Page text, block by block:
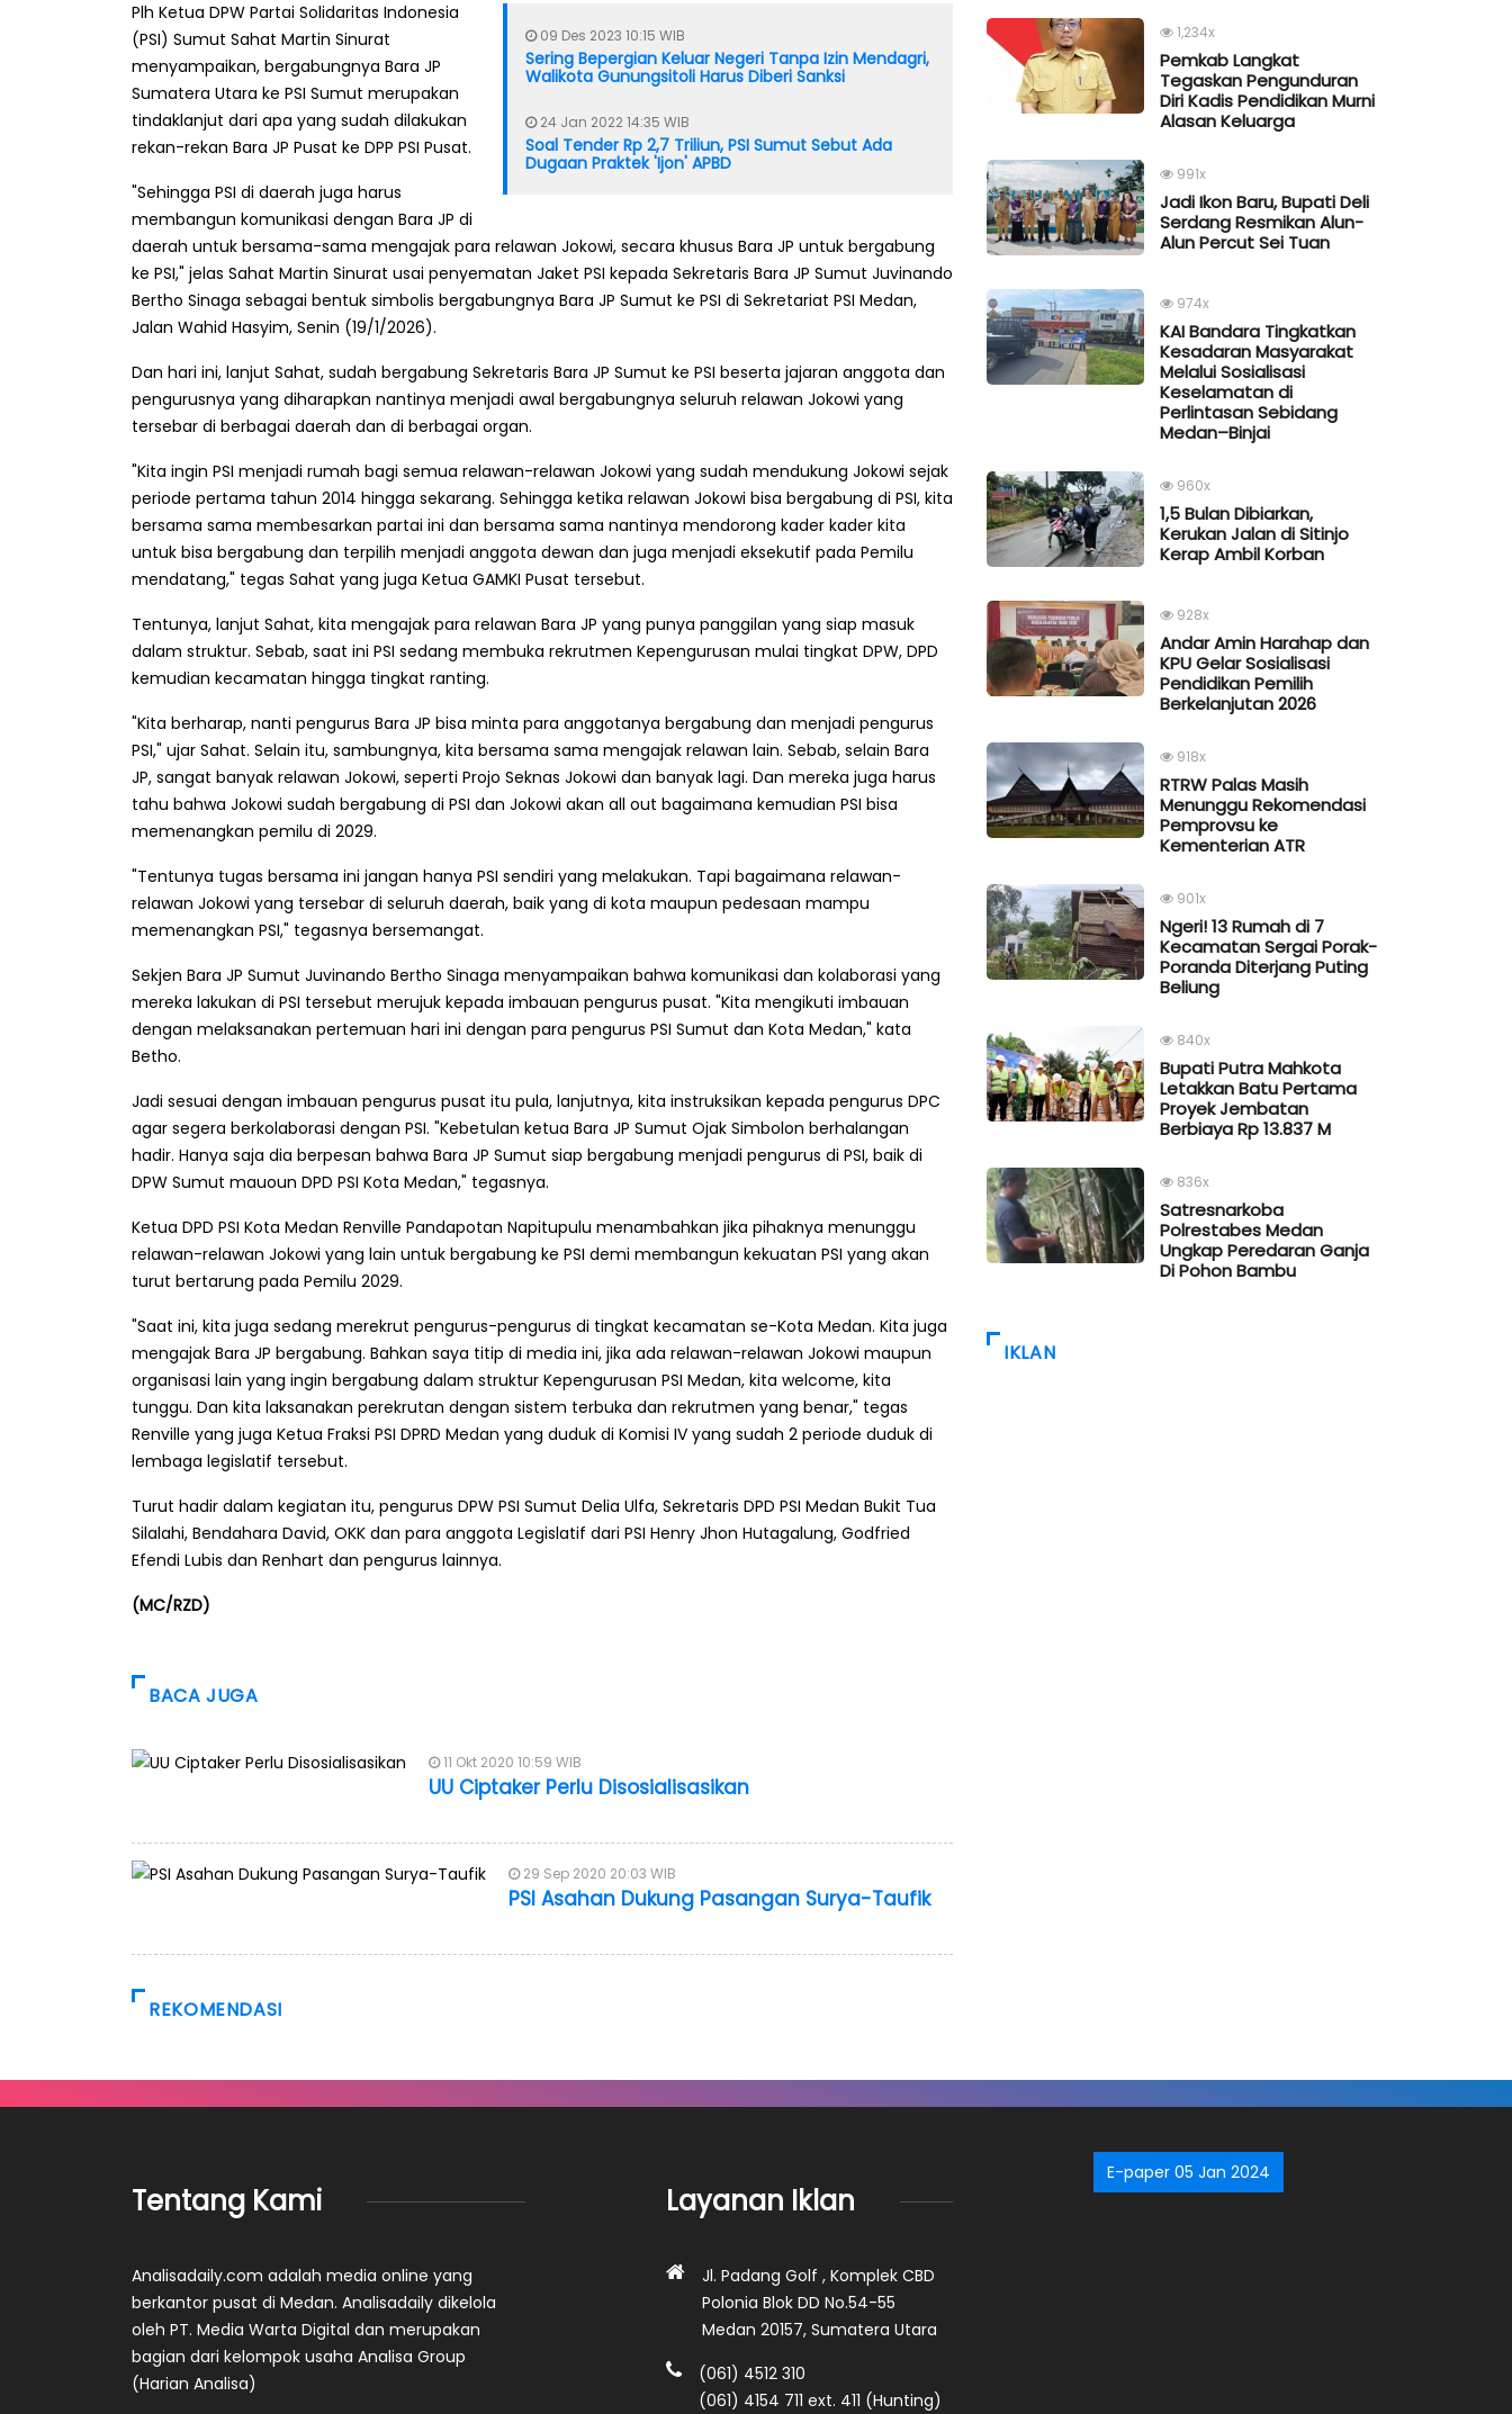
09 Des 2023 10:15 WIB
Sering Bepergian Keluar Negeri Tanpa Izin Mendagri,
Walikota Gunungsitoli Harus Diberi Sanksi
24 Jan 2022 14:35 WIB
Soal Tender Rp 2,7 Triliun, PSI Sumut Sebut Ada
Dugaan Praktek 'Ijon' APBD
Plh Ketua DPW Partai Solidaritas Indonesia
(PSI) Sumut Sahat Martin Sinurat
menyampaikan, bergabungnya Bara JP
Sumatera Utara ke PSI Sumut merupakan
tindaklanjut dari apa yang sudah dilakukan
rekan-rekan Bara JP Pusat ke DPP PSI Pusat.
"Sehingga PSI di daerah juga harus
membangun komunikasi dengan Bara JP di
daerah untuk bersama-sama mengajak para relawan Jokowi, secara khusus Bara JP untuk bergabung
ke PSI," jelas Sahat Martin Sinurat usai penyematan Jaket PSI kepada Sekretaris Bara JP Sumut Juvinando
Bertho Sinaga sebagai bentuk simbolis bergabungnya Bara JP Sumut ke PSI di Sekretariat PSI Medan,
Jalan Wahid Hasyim, Senin (19/1/2026).
Dan hari ini, lanjut Sahat, sudah bergabung Sekretaris Bara JP Sumut ke PSI beserta jajaran anggota dan
pengurusnya yang diharapkan nantinya menjadi awal bergabungnya seluruh relawan Jokowi yang
tersebar di berbagai daerah dan di berbagai organ.
"Kita ingin PSI menjadi rumah bagi semua relawan-relawan Jokowi yang sudah mendukung Jokowi sejak
periode pertama tahun 2014 hingga sekarang. Sehingga ketika relawan Jokowi bisa bergabung di PSI, kita
bersama sama membesarkan partai ini dan bersama sama nantinya mendorong kader kader kita
untuk bisa bergabung dan terpilih menjadi anggota dewan dan juga menjadi eksekutif pada Pemilu
mendatang," tegas Sahat yang juga Ketua GAMKI Pusat tersebut.
Tentunya, lanjut Sahat, kita mengajak para relawan Bara JP yang punya panggilan yang siap masuk
dalam struktur. Sebab, saat ini PSI sedang membuka rekrutmen Kepengurusan mulai tingkat DPW, DPD
kemudian kecamatan hingga tingkat ranting.
"Kita berharap, nanti pengurus Bara JP bisa minta para anggotanya bergabung dan menjadi pengurus
PSI," ujar Sahat. Selain itu, sambungnya, kita bersama sama mengajak relawan lain. Sebab, selain Bara
JP, sangat banyak relawan Jokowi, seperti Projo Seknas Jokowi dan banyak lagi. Dan mereka juga harus
tahu bahwa Jokowi sudah bergabung di PSI dan Jokowi akan all out bagaimana kemudian PSI bisa
memenangkan pemilu di 2029.
"Tentunya tugas bersama ini jangan hanya PSI sendiri yang melakukan. Tapi bagaimana relawan-
relawan Jokowi yang tersebar di seluruh daerah, baik yang di kota maupun pedesaan mampu
memenangkan PSI," tegasnya bersemangat.
Sekjen Bara JP Sumut Juvinando Bertho Sinaga menyampaikan bahwa komunikasi dan kolaborasi yang
mereka lakukan di PSI tersebut merujuk kepada imbauan pengurus pusat. "Kita mengikuti imbauan
dengan melaksanakan pertemuan hari ini dengan para pengurus PSI Sumut dan Kota Medan," kata
Betho.
Jadi sesuai dengan imbauan pengurus pusat itu pula, lanjutnya, kita instruksikan kepada pengurus DPC
agar segera berkolaborasi dengan PSI. "Kebetulan ketua Bara JP Sumut Ojak Simbolon berhalangan
hadir. Hanya saja dia berpesan bahwa Bara JP Sumut siap bergabung menjadi pengurus di PSI, baik di
DPW Sumut mauoun DPD PSI Kota Medan," tegasnya.
Ketua DPD PSI Kota Medan Renville Pandapotan Napitupulu menambahkan jika pihaknya menunggu
relawan-relawan Jokowi yang lain untuk bergabung ke PSI demi membangun kekuatan PSI yang akan
turut bertarung pada Pemilu 2029.
"Saat ini, kita juga sedang merekrut pengurus-pengurus di tingkat kecamatan se-Kota Medan. Kita juga
mengajak Bara JP bergabung. Bahkan saya titip di media ini, jika ada relawan-relawan Jokowi maupun
organisasi lain yang ingin bergabung dalam struktur Kepengurusan PSI Medan, kita welcome, kita
tunggu. Dan kita laksanakan perekrutan dengan sistem terbuka dan rekrutmen yang benar," tegas
Renville yang juga Ketua Fraksi PSI DPRD Medan yang duduk di Komisi IV yang sudah 2 periode duduk di
lembaga legislatif tersebut.
Turut hadir dalam kegiatan itu, pengurus DPW PSI Sumut Delia Ulfa, Sekretaris DPD PSI Medan Bukit Tua
Silalahi, Bendahara David, OKK dan para anggota Legislatif dari PSI Henry Jhon Hutagalung, Godfried
Efendi Lubis dan Renhart dan pengurus lainnya.
(MC/RZD)
BACA JUGA
11 Okt 2020 10:59 WIB
UU Ciptaker Perlu Disosialisasikan
29 Sep 2020 20:03 WIB
PSI Asahan Dukung Pasangan Surya-Taufik
REKOMENDASI
1,234x
Pemkab Langkat
Tegaskan Pengunduran
Diri Kadis Pendidikan Murni
Alasan Keluarga
991x
Jadi Ikon Baru, Bupati Deli
Serdang Resmikan Alun-
Alun Percut Sei Tuan
974x
KAI Bandara Tingkatkan
Kesadaran Masyarakat
Melalui Sosialisasi
Keselamatan di
Perlintasan Sebidang
Medan–Binjai
960x
1,5 Bulan Dibiarkan,
Kerukan Jalan di Sitinjo
Kerap Ambil Korban
928x
Andar Amin Harahap dan
KPU Gelar Sosialisasi
Pendidikan Pemilih
Berkelanjutan 2026
918x
RTRW Palas Masih
Menunggu Rekomendasi
Pemprovsu ke
Kementerian ATR
901x
Ngeri! 13 Rumah di 7
Kecamatan Sergai Porak-
Poranda Diterjang Puting
Beliung
840x
Bupati Putra Mahkota
Letakkan Batu Pertama
Proyek Jembatan
Berbiaya Rp 13.837 M
836x
Satresnarkoba
Polrestabes Medan
Ungkap Peredaran Ganja
Di Pohon Bambu
IKLAN
Tentang Kami
Analisadaily.com adalah media online yang
berkantor pusat di Medan. Analisadaily dikelola
oleh PT. Media Warta Digital dan merupakan
bagian dari kelompok usaha Analisa Group
(Harian Analisa)
Layanan Iklan
Jl. Padang Golf , Komplek CBD
Polonia Blok DD No.54-55
Medan 20157, Sumatera Utara
(061) 4512 310
(061) 4154 711 ext. 411 (Hunting)
E-paper 05 Jan 2024